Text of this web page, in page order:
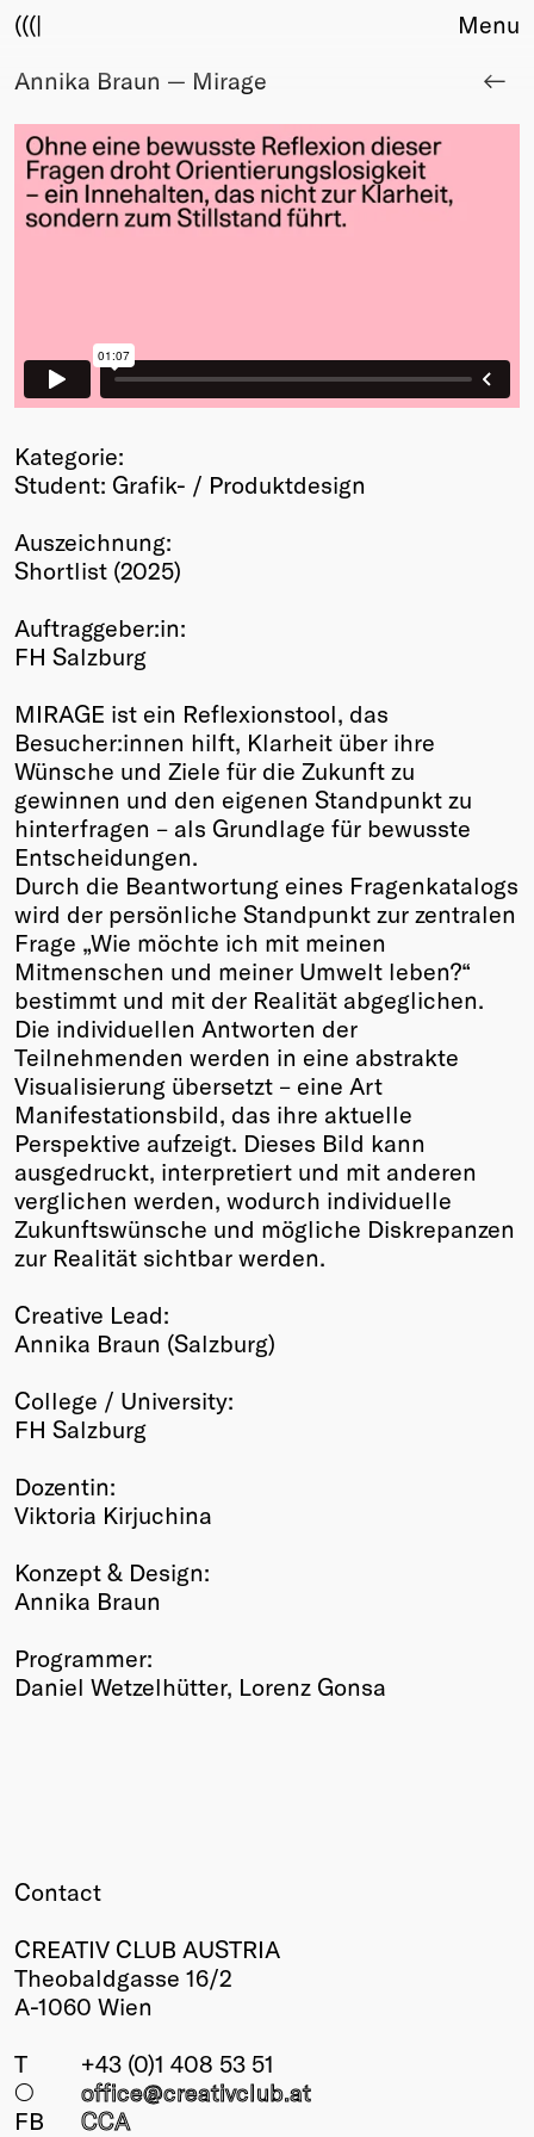
(((|
About
Award
Sponsors
Fair Work
TBD
Membership
Members
Young Creatives
Winners
Past
Annual
Menu
Annika Braun — Mirage
Kategorie:
Student: Grafik- / Produktdesign
Auszeichnung:
Shortlist (2025)
Auftraggeber:in:
FH Salzburg
MIRAGE ist ein Reflexionstool, das
Besucher:innen hilft, Klarheit über ihre
Wünsche und Ziele für die Zukunft zu
gewinnen und den eigenen Standpunkt zu
hinterfragen – als Grundlage für bewusste
Entscheidungen.
Durch die Beantwortung eines Fragenkatalogs
wird der persönliche Standpunkt zur zentralen
Frage „Wie möchte ich mit meinen
Mitmenschen und meiner Umwelt leben?“
bestimmt und mit der Realität abgeglichen.
Die individuellen Antworten der
Teilnehmenden werden in eine abstrakte
Visualisierung übersetzt – eine Art
Manifestationsbild, das ihre aktuelle
Perspektive aufzeigt. Dieses Bild kann
ausgedruckt, interpretiert und mit anderen
verglichen werden, wodurch individuelle
Zukunftswünsche und mögliche Diskrepanzen
zur Realität sichtbar werden.
Creative Lead:
Annika Braun (Salzburg)
College / University:
FH Salzburg
Dozentin:
Viktoria Kirjuchina
Konzept & Design:
Annika Braun
Programmer:
Daniel Wetzelhütter, Lorenz Gonsa
Contact
CREATIV CLUB AUSTRIA
Theobaldgasse 16/2
A-1060 Wien
T
+43 (0)1 408 53 51
○
office@creativclub.at
FB
CCA